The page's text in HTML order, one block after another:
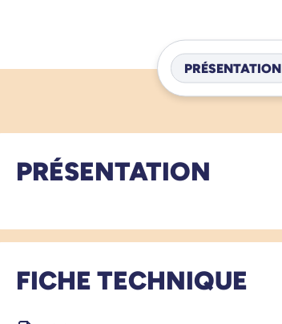
PRÉSENTATION
PRÉSENTATION
FICHE TECHNIQUE